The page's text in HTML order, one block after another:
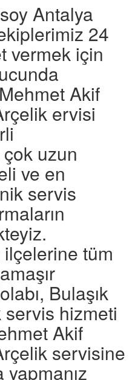
Antalya
24
vermek için
Akif
ervisi
uzun
ve en
servis
ilçelerine tüm
Bulaşık
hizmeti
Akif
servisine
yapmanız